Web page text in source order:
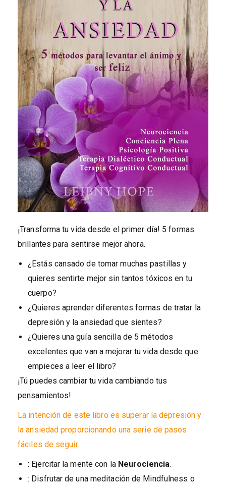
¡Transforma tu vida desde el primer día! 5 formas
brillantes para sentirse mejor ahora.
¿Estás cansado de tomar muchas pastillas y
quieres sentirte mejor sin tantos tóxicos en tu
cuerpo?
¿Quieres aprender diferentes formas de tratar la
depresión y la ansiedad que sientes?
¿Quieres una guía sencilla de 5 métodos
excelentes que van a mejorar tu vida desde que
empieces a leer el libro?
¡Tú puedes cambiar tu vida cambiando tus
pensamientos!
La intención de este libro es superar la depresión y
la ansiedad proporcionando una serie de pasos
fáciles de seguir:
: Ejercitar la mente con la Neurociencia.
: Disfrutar de una meditación de Mindfulness o